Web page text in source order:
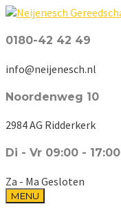
0180-42 42 49
info@neijenesch.nl
Noordenweg 10
2984 AG Ridderkerk
Di - Vr 09:00 - 17:00
Za - Ma Gesloten
MENU